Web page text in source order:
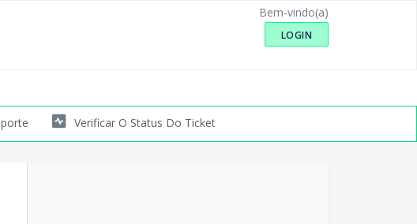
Bem-vindo(a)
LOGIN
Verificar O Status Do Ticket